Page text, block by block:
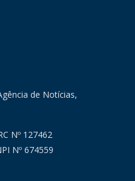
de Notícias,
Nº 127462
Nº 674559